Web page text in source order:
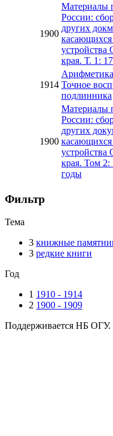
1900
Материалы
России:
других
устройства
края. Т. 1:
1914 Точное
подлинника
1900
Материалы
России:
других
устройства
края. Том 2:
годы
Фильтр
Тема
3 книжные
3 редкие книги
Год
1 1910 - 1914
2 1900 - 1909
Поддерживается НБ ОГУ.